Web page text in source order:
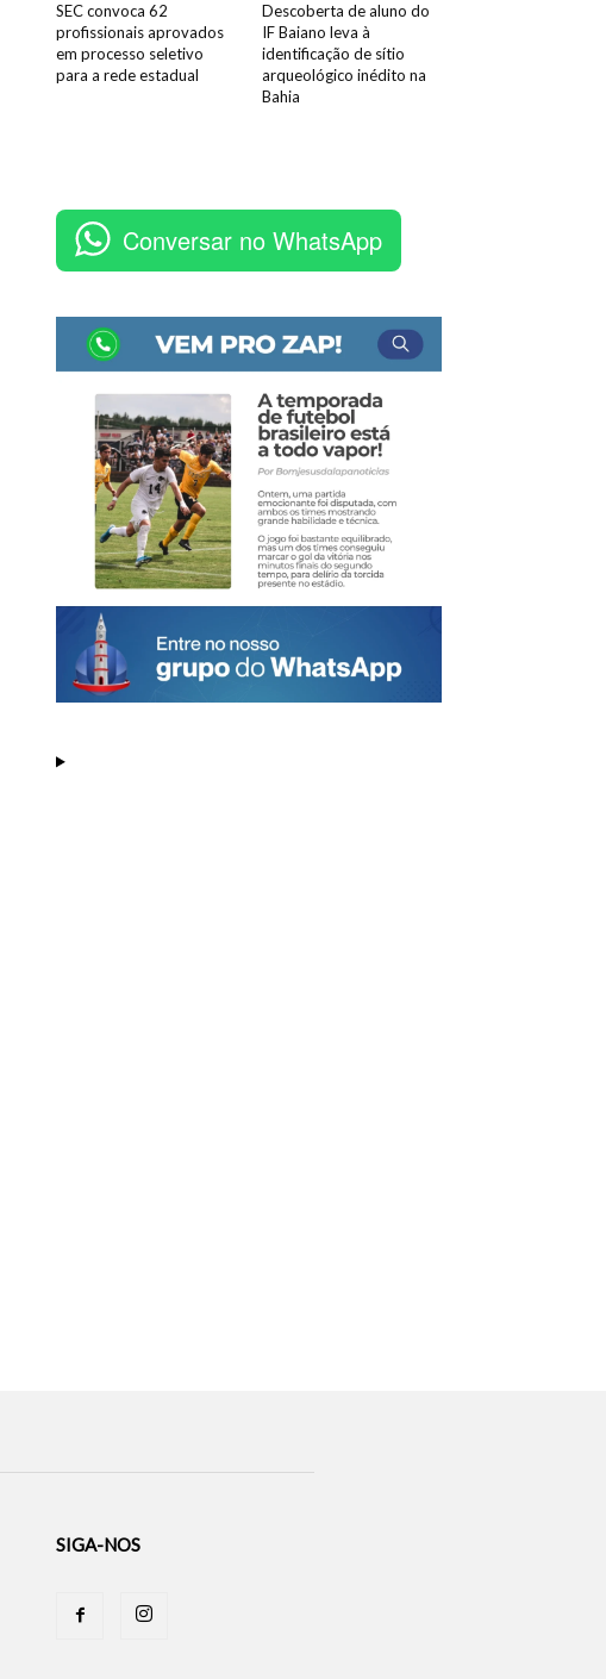
SEC convoca 62
profissionais aprovados
em processo seletivo
para a rede estadual
Descoberta de aluno do
IF Baiano leva à
identificação de sítio
arqueológico inédito na
Bahia
Conversar no WhatsApp
SIGA-NOS